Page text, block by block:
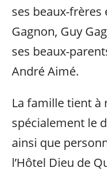
ses beaux-frères
Gagnon, Guy
ses beaux-
André Aimé.
La famille tient
spécialement le
ainsi que
l’Hôtel Dieu de